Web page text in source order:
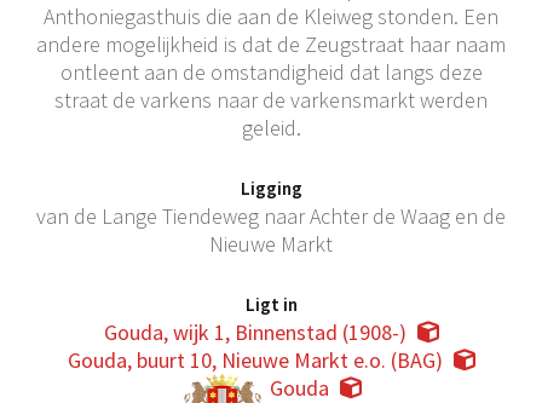
Anthoniegasthuis die aan de Kleiweg stonden. Een
andere mogelijkheid is dat de Zeugstraat haar naam
ontleent aan de omstandigheid dat langs deze
straat de varkens naar de varkensmarkt werden
geleid.
Ligging
van de Lange Tiendeweg naar Achter de Waag en de
Nieuwe Markt
Ligt in
Gouda, wijk 1, Binnenstad (1908-)
Gouda, buurt 10, Nieuwe Markt e.o. (BAG)
Gouda